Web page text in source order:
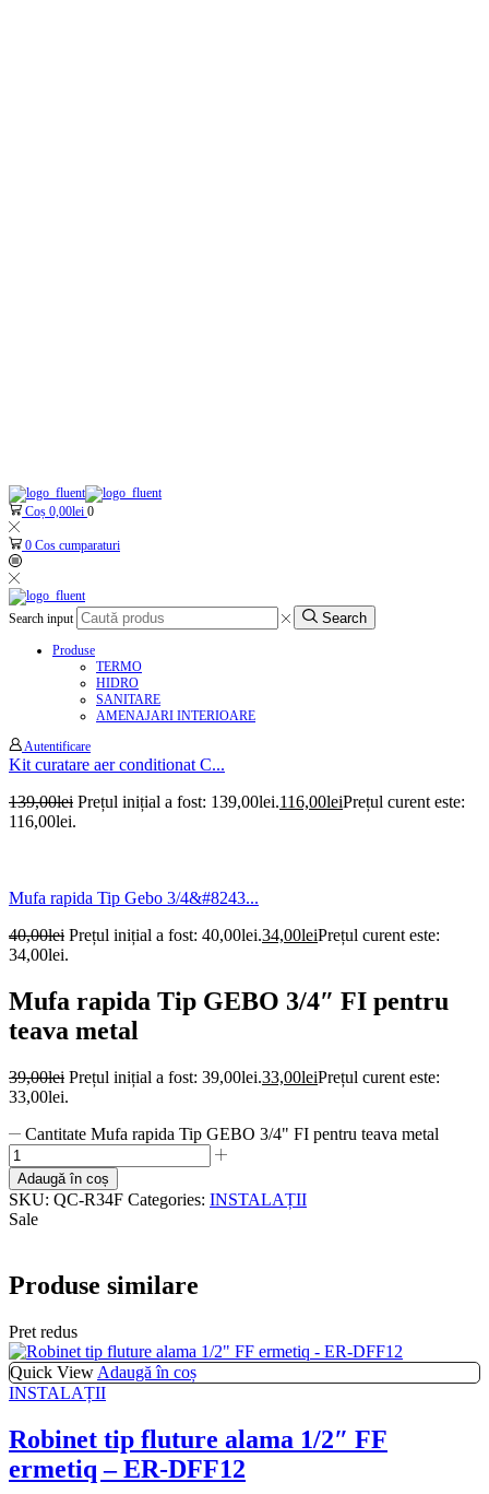
Coș 0,00lei 0
0 Cos cumparaturi
Search input Search
Produse
TERMO
HIDRO
SANITARE
AMENAJARI INTERIOARE
Autentificare
Kit curatare aer conditionat C...
139,00lei Prețul inițial a fost: 139,00lei.116,00leiPrețul curent este:
116,00lei.
Mufa rapida Tip Gebo 3/4&#8243...
40,00lei Prețul inițial a fost: 40,00lei.34,00leiPrețul curent este:
34,00lei.
Mufa rapida Tip GEBO 3/4″ FI pentru
teava metal
39,00lei Prețul inițial a fost: 39,00lei.33,00leiPrețul curent este:
33,00lei.
Cantitate Mufa rapida Tip GEBO 3/4" FI pentru teava metal
Adaugă în coș
SKU: QC-R34F Categories: INSTALAȚII
Sale
Produse similare
Pret redus
Quick View Adaugă în coș
INSTALAȚII
Robinet tip fluture alama 1/2″ FF
ermetiq – ER-DFF12